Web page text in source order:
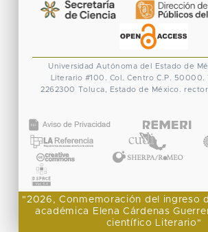
Universidad Autónoma del Estado de
Literario #100. Col. Centro C.P. 50000.
2262300 Toluca, Estado de México.
"2026, Conmemoración del ingreso
académica Elena Cárdenas
científico Literario"